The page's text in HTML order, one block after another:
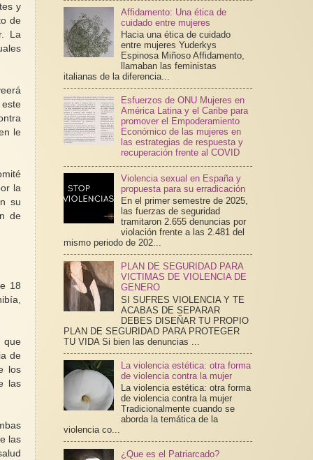
y
de
La
le
la
su
de
18
que
de
los
las
las
Affidamento: Una ética de
cuidado entre mujeres
Hacia una ética de cuidado
entre mujeres Yuderkys
Espinosa Miñoso Affidamento,
llamaban las feministas
italianas de la diferencia...
Esfuerzos de ONU Mujeres en
América Latina y el Caribe para
promover el Empoderamiento
Económico de las mujeres en
las estrategias de respuesta y
recuperación frente al COVID
Violencia sexual en España y
propuesta para su erradicación
En el primer semestre de 2025,
las fuerzas de seguridad
tramitaron 2.655 denuncias por
violación frente a las 2.481 del
mismo periodo de 202...
PLAN DE SEGURIDAD PARA
VICTIMAS DE VIOLENCIA DE
GENERO
SI SUFRES VIOLENCIA Y TE
ACABAS DE SEPARAR
DEBES DISEÑAR TU PROPIO
PLAN DE SEGURIDAD PARA PROTEGER
TU VIDA Si bien las denuncias ...
La violencia estética: otra forma
de violencia contra la mujer
La violencia estética: otra forma
de violencia contra la mujer
Tradicionalmente cuando se
aborda la temática de la
violencia co...
¿Que es el Patriarcado?